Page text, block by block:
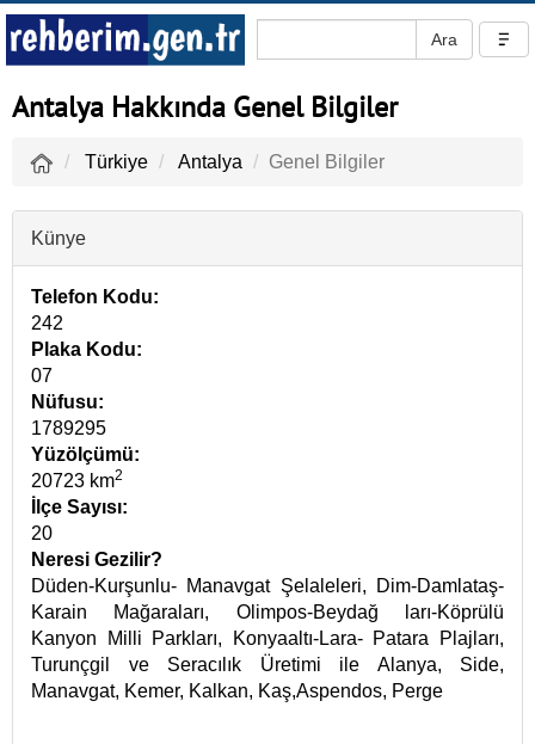
Antalya Hakkında Genel Bilgiler
Türkiye Antalya Genel Bilgiler
Künye
Telefon Kodu:
242
Plaka Kodu:
07
Nüfusu:
1789295
Yüzölçümü:
20723 km2
İlçe Sayısı:
20
Neresi Gezilir?
Düden-Kurşunlu- Manavgat Şelaleleri, Dim-Damlataş-
Karain Mağaraları, Olimpos-Beydağ ları-Köprülü
Kanyon Milli Parkları, Konyaaltı-Lara- Patara Plajları,
Turunçgil ve Seracılık Üretimi ile Alanya, Side,
Manavgat, Kemer, Kalkan, Kaş,Aspendos, Perge